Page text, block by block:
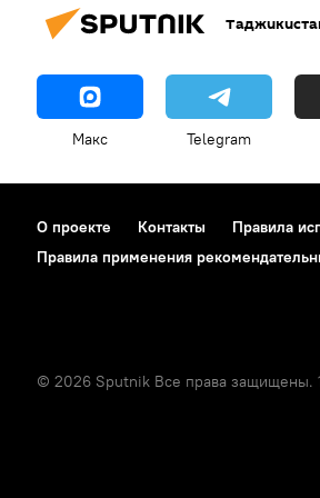
Макс Telegram
О проекте Контакты Правила
Правила применения
© 2026 Sputnik Все права защищены.